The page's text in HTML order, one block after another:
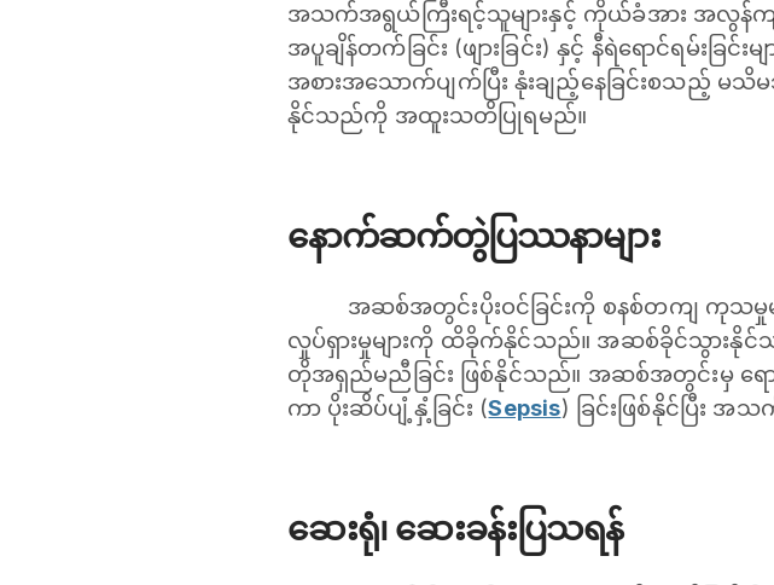
အသက်အရွယ်ကြီးရင့်သူများနှင့် ကိုယ်ခံအား အလွန်
အပူချိန်တက်ခြင်း (ဖျားခြင်း) နှင့် နီရဲရောင်ရမ်း
အစားအသောက်ပျက်ပြီး နုံးချည့်နေခြင်းစသည့် မသိ
နိုင်သည်ကို အထူးသတိပြုရမည်။
နောက်ဆက်တွဲပြဿနာများ
အဆစ်အတွင်းပိုးဝင်ခြင်းကို စနစ်တကျ ကုသမှု
လှုပ်ရှားမှုများကို ထိခိုက်နိုင်သည်။ အဆစ်ခိုင်သွား
တိုအရှည်မညီခြင်း ဖြစ်နိုင်သည်။ အဆစ်အတွင်းမှ ရော
ကာ ပိုးဆိပ်ပျံ့နှံ့ခြင်း (Sepsis) ခြင်းဖြစ်နိုင်ပြီး
ဆေးရုံ၊ ဆေးခန်းပြသရန်